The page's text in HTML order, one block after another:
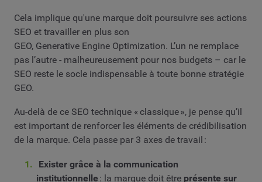
Cela implique qu'une marque doit poursuivre ses actions
SEO et travailler en plus son
GEO, Generative Engine Optimization. L’un ne remplace
pas l’autre - malheureusement pour nos budgets – car le
SEO reste le socle indispensable à toute bonne stratégie
GEO.
Au-delà de ce SEO technique « classique », je pense qu’il
est important de renforcer les éléments de crédibilisation
de la marque. Cela passe par 3 axes de travail :
Exister grâce à la communication
institutionnelle : la marque doit être présente sur